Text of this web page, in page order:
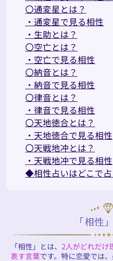
〇通変星とは？
・通変星で見る相性
・生助とは？
〇空亡とは？
・空亡で見る相性
〇納音とは？
・納音で見る相性
〇律音とは？
・律音で見る相性
〇天地徳合とは？
・天地徳合で見る相性
〇天戦地冲とは？
・天戦地冲で見る相性
◆相性占いはどこで占
「相性
「相性」とは、2人がどれだけ
表す言葉です。特に恋愛では